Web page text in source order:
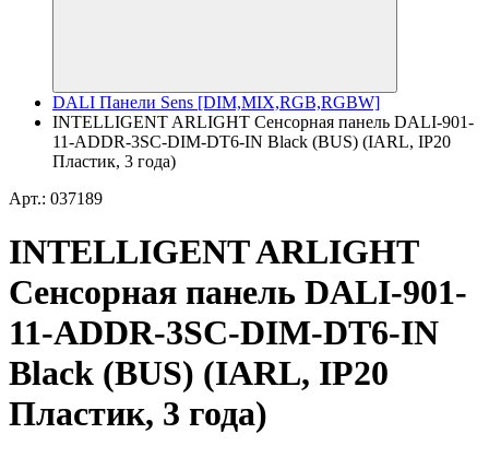
DALI Панели Sens [DIM,MIX,RGB,RGBW]
INTELLIGENT ARLIGHT Сенсорная панель DALI-901-
11-ADDR-3SC-DIM-DT6-IN Black (BUS) (IARL, IP20
Пластик, 3 года)
Арт.: 037189
INTELLIGENT ARLIGHT
Сенсорная панель DALI-901-
11-ADDR-3SC-DIM-DT6-IN
Black (BUS) (IARL, IP20
Пластик, 3 года)